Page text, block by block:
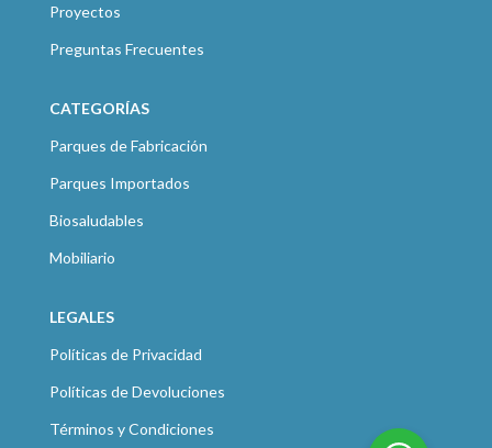
Proyectos
Preguntas Frecuentes
CATEGORÍAS
Parques de Fabricación
Parques Importados
Biosaludables
Mobiliario
LEGALES
Políticas de Privacidad
Políticas de Devoluciones
Términos y Condiciones